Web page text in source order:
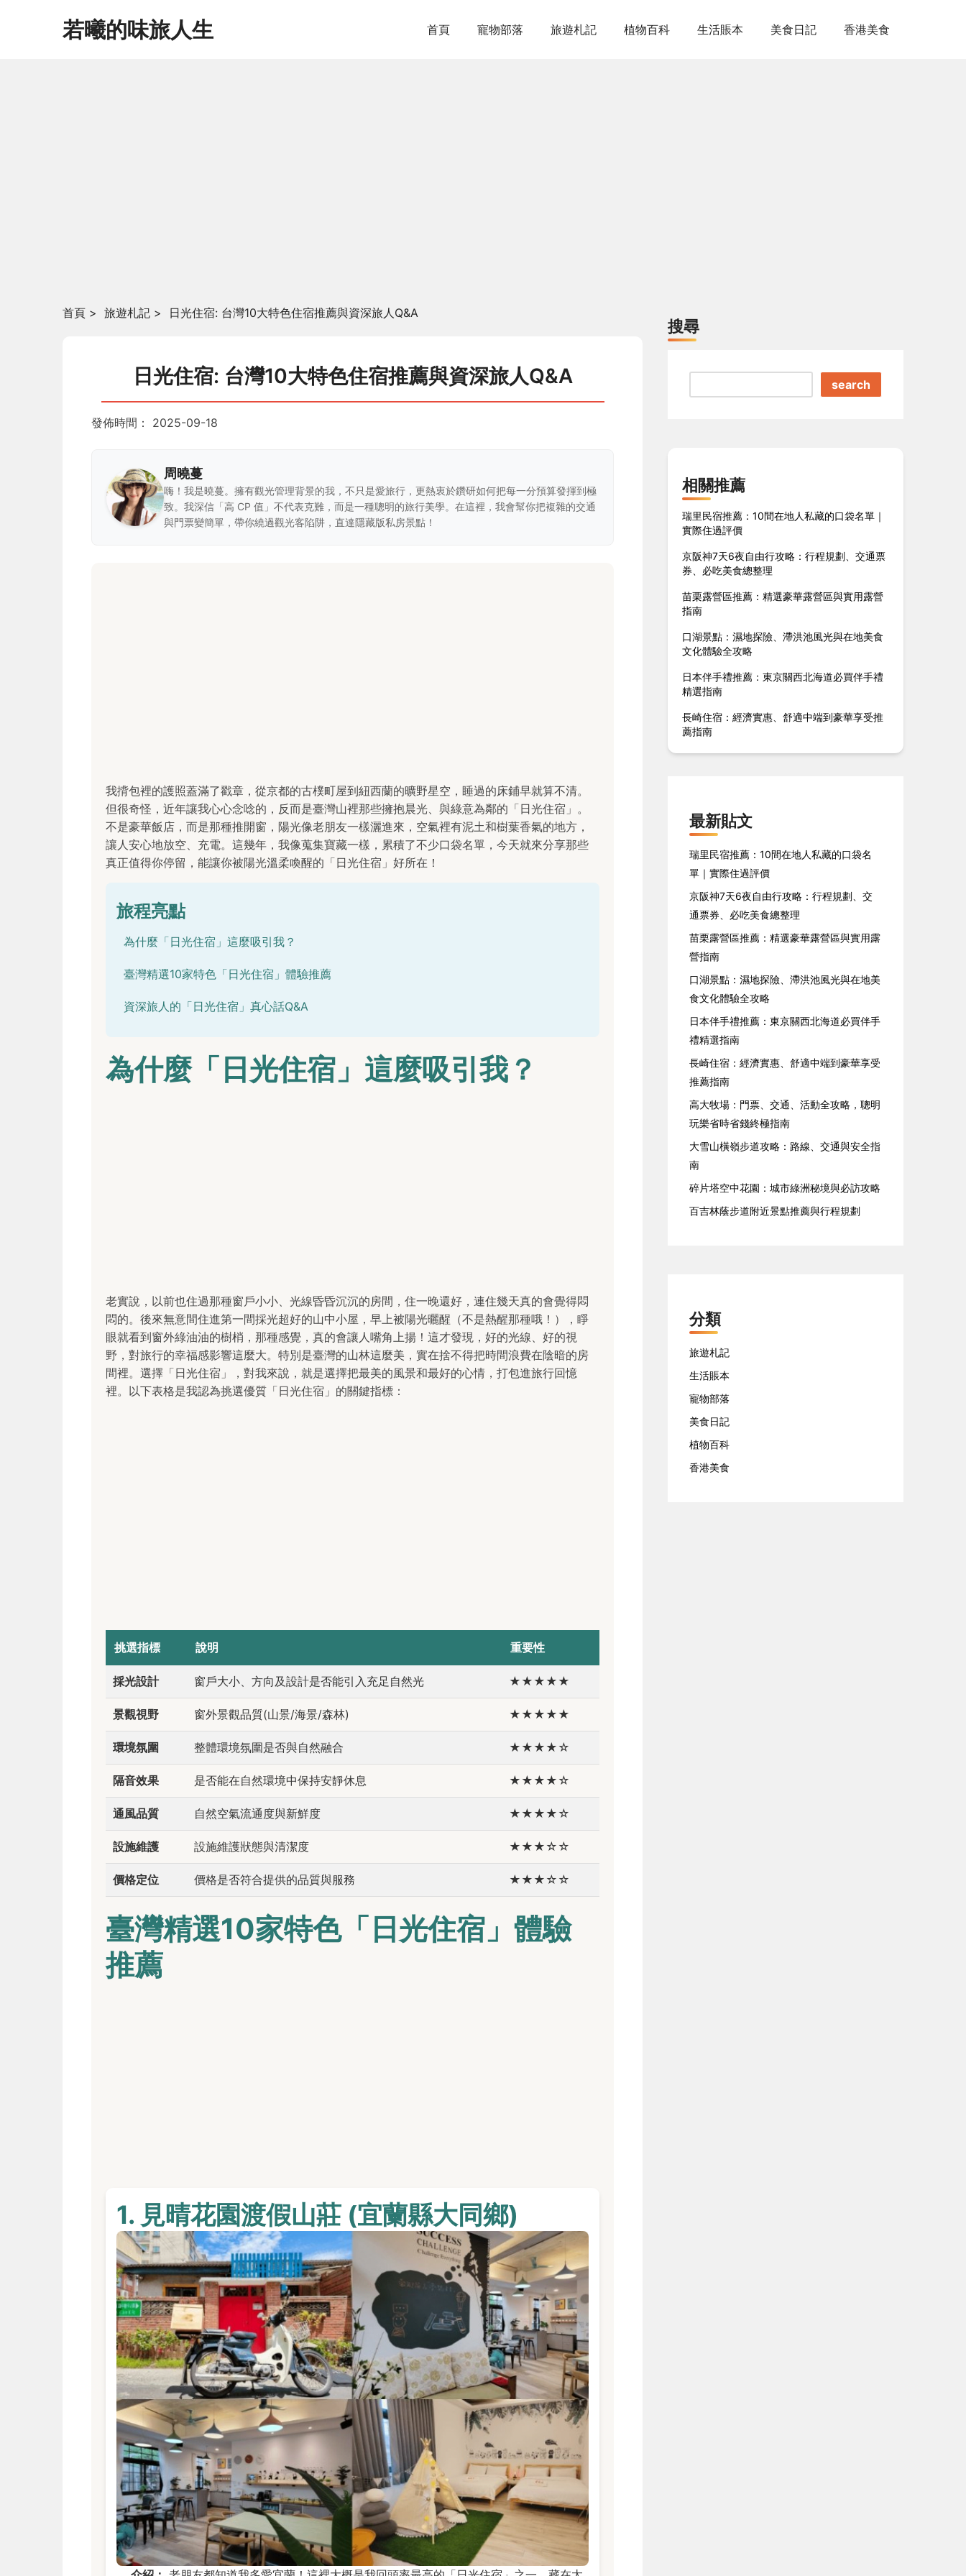
若曦的味旅人生 首頁 寵物部落 旅遊札記 植物百科 生活賬本 美食日記 香港美食
首頁 > 旅遊札記 > 日光住宿: 台灣10大特色住宿推薦與資深旅人Q&A
日光住宿: 台灣10大特色住宿推薦與資深旅人Q&A
發佈時間： 2025-09-18
周曉蔓
嗨！我是曉蔓。擁有觀光管理背景的我，不只是愛旅行，更熱衷於鑽研如何把每一分預算發揮到極
致。我深信「高 CP 值」不代表克難，而是一種聰明的旅行美學。在這裡，我會幫你把複雜的交通
與門票變簡單，帶你繞過觀光客陷阱，直達隱藏版私房景點！
我揹包裡的護照蓋滿了戳章，從京都的古樸町屋到紐西蘭的曠野星空，睡過的床鋪早就算不清。
但很奇怪，近年讓我心心念唸的，反而是臺灣山裡那些擁抱晨光、與綠意為鄰的「日光住宿」。
不是豪華飯店，而是那種推開窗，陽光像老朋友一樣灑進來，空氣裡有泥土和樹葉香氣的地方，
讓人安心地放空、充電。這幾年，我像蒐集寶藏一樣，累積了不少口袋名單，今天就來分享那些
真正值得你停留，能讓你被陽光溫柔喚醒的「日光住宿」好所在！
旅程亮點
為什麼「日光住宿」這麼吸引我？
臺灣精選10家特色「日光住宿」體驗推薦
資深旅人的「日光住宿」真心話Q&A
為什麼「日光住宿」這麼吸引我？
老實說，以前也住過那種窗戶小小、光線昏昏沉沉的房間，住一晚還好，連住幾天真的會覺得悶
悶的。後來無意間住進第一間採光超好的山中小屋，早上被陽光曬醒（不是熱醒那種哦！），睜
眼就看到窗外綠油油的樹梢，那種感覺，真的會讓人嘴角上揚！這才發現，好的光線、好的視
野，對旅行的幸福感影響這麼大。特別是臺灣的山林這麼美，實在捨不得把時間浪費在陰暗的房
間裡。選擇「日光住宿」，對我來說，就是選擇把最美的風景和最好的心情，打包進旅行回憶
裡。以下表格是我認為挑選優質「日光住宿」的關鍵指標：
挑選指標 說明 重要性
採光設計 窗戶大小、方向及設計是否能引入充足自然光 ★★★★★
景觀視野 窗外景觀品質(山景/海景/森林) ★★★★★
環境氛圍 整體環境氛圍是否與自然融合 ★★★★☆
隔音效果 是否能在自然環境中保持安靜休息 ★★★★☆
通風品質 自然空氣流通度與新鮮度 ★★★★☆
設施維護 設施維護狀態與清潔度 ★★★☆☆
價格定位 價格是否符合提供的品質與服務 ★★★☆☆
臺灣精選10家特色「日光住宿」體驗
推薦
1. 見晴花園渡假山莊 (宜蘭縣大同鄉)
搜尋
search
相關推薦
瑞里民宿推薦：10間在地人私藏的口袋名單｜
實際住過評價
京阪神7天6夜自由行攻略：行程規劃、交通票
券、必吃美食總整理
苗栗露營區推薦：精選豪華露營區與實用露營
指南
口湖景點：濕地探險、滯洪池風光與在地美食
文化體驗全攻略
日本伴手禮推薦：東京關西北海道必買伴手禮
精選指南
長崎住宿：經濟實惠、舒適中端到豪華享受推
薦指南
最新貼文
瑞里民宿推薦：10間在地人私藏的口袋名
單｜實際住過評價
京阪神7天6夜自由行攻略：行程規劃、交
通票券、必吃美食總整理
苗栗露營區推薦：精選豪華露營區與實用露
營指南
口湖景點：濕地探險、滯洪池風光與在地美
食文化體驗全攻略
日本伴手禮推薦：東京關西北海道必買伴手
禮精選指南
長崎住宿：經濟實惠、舒適中端到豪華享受
推薦指南
高大牧場：門票、交通、活動全攻略，聰明
玩樂省時省錢終極指南
大雪山橫嶺步道攻略：路線、交通與安全指
南
碎片塔空中花園：城市綠洲秘境與必訪攻略
百吉林蔭步道附近景點推薦與行程規劃
分類
旅遊札記
生活賬本
寵物部落
美食日記
植物百科
香港美食